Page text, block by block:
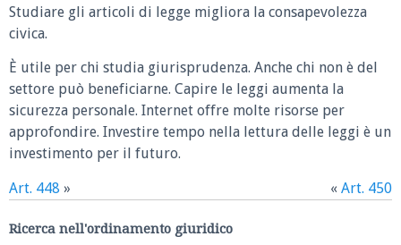
Studiare gli articoli di legge migliora la consapevolezza
civica.
È utile per chi studia giurisprudenza. Anche chi non è del
settore può beneficiarne. Capire le leggi aumenta la
sicurezza personale. Internet offre molte risorse per
approfondire. Investire tempo nella lettura delle leggi è un
investimento per il futuro.
Art. 448 » « Art. 450
Ricerca nell'ordinamento giuridico